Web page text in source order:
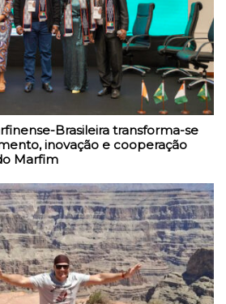
Brasileira transforma-se
inovação e cooperação
Marfim